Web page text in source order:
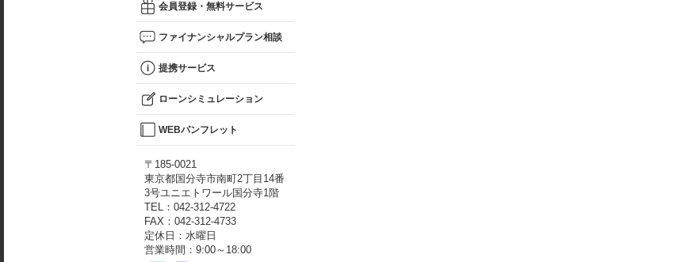
会員登録・無料サービス
ファイナンシャルプラン相談
提携サービス
ローンシミュレーション
WEBパンフレット
〒185-0021
東京都国分寺市南町2丁目14番
3号ユニエトワール国分寺1階
TEL：042-312-4722
FAX：042-312-4733
定休日：水曜日
営業時間：9:00～18:00